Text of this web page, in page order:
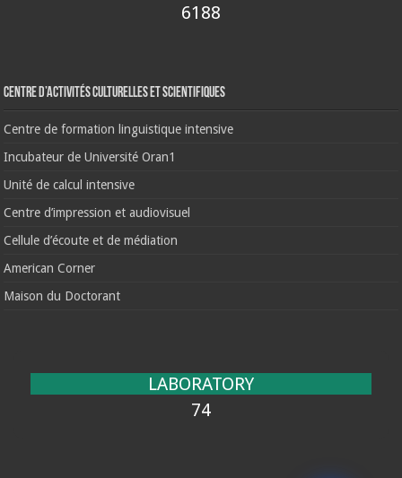
6188
Centre d’activités culturelles et scientifiques
Centre de formation linguistique intensive
Incubateur de Université Oran1
Unité de calcul intensive
Centre d’impression et audiovisuel
Cellule d’écoute et de médiation
American Corner
Maison du Doctorant
LABORATORY
74